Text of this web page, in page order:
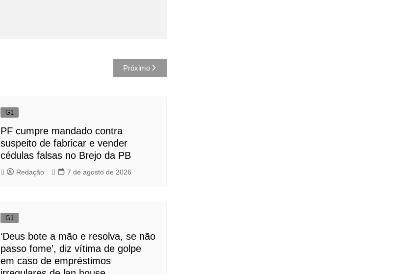
Próximo
G1
PF cumpre mandado contra
suspeito de fabricar e vender
cédulas falsas no Brejo da PB
Redação 7 de agosto de 2026
G1
‘Deus bote a mão e resolva, se não
passo fome’, diz vítima de golpe
em caso de empréstimos